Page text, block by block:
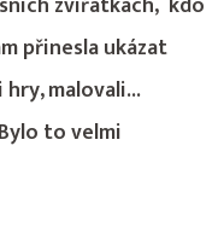
přinesla ukázat
malovali...
to velmi